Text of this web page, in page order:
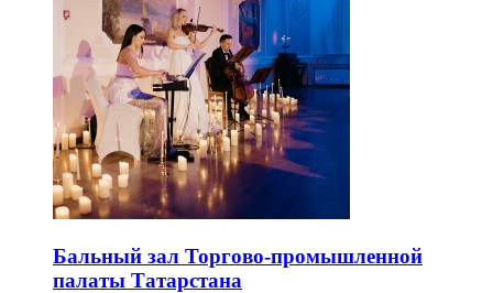
Бальный зал Торгово-промышленной
палаты Татарстана